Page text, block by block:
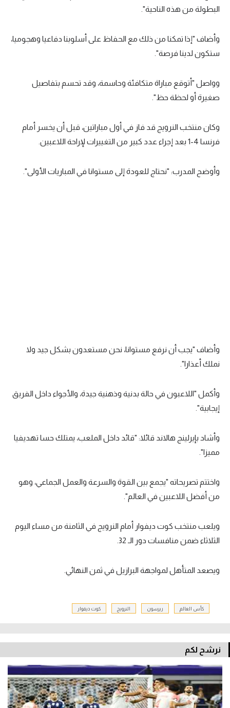
تقرير في الجول
حكايات في الجول
فيديو في الجول
البطولة من هذه الناحية".
وأضاف "إذا تمكنا من ذلك مع الحفاظ على أسلوبنا دفاعيا وهجوميا،
ستكون لدينا فرصة".
وواصل "أتوقع مباراة متكافئة وحاسمة، وقد تحسم بتفاصيل
صغيرة أو لحظة حظ".
وكان منتخب النرويج قد فاز في أول مباراتين، قبل أن يخسر أمام
فرنسا 4-1 بعد إجراء عدد كبير من التغييرات لإراحة اللاعبين.
وأوضح المدرب: "نحتاج للعودة إلى مستوانا في المباريات الأولى".
وأضاف "يجب أن نرفع مستوانا، نحن مستعدون بشكل جيد ولا
نملك أعذارا".
وأكمل "اللاعبون في حالة بدنية وذهنية جيدة، والأجواء داخل الفريق
إيجابية".
وأشاد بإيرلينج هالاند قائلا: "قائد داخل الملعب، يمتلك حسا تهديفيا
مميزا".
واختتم تصريحاته "يجمع بين القوة والسرعة والعمل الجماعي، وهو
من أفضل اللاعبين في العالم".
ويلعب منتخب كوت ديفوار أمام النرويج في الثامنة من مساء اليوم
الثلاثاء ضمن منافسات دور الـ 32.
ويصعد المتأهل لمواجهة البرازيل في ثمن النهائي.
كأس العالم ريرسون النرويج كوت ديفوار
نرشح لكم